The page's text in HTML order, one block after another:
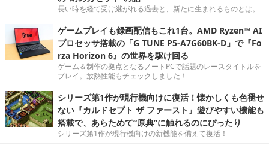
長い時を経て受け継がれる過去と、新たに生まれるものとは。
ゲームプレイも録画配信もこれ1台。AMD Ryzen™ AI
プロセッサ搭載の「G TUNE P5-A7G60BK-D」で『Fo
rza Horizon 6』の世界を駆け回る
ゲーム＆制作の拠点となるノートPCで話題のレースタイトルを
プレイ。放熱性能もチェックしました！
シリーズ第1作が現行機向けに復活！懐かしくも色褪せ
ない『カルドセプト ザ ファースト』遊びやすい機能も
搭載で、あらためて“原典”に触れるのにぴったり
シリーズ第1作が現行機向けの新機能を備えて復活！